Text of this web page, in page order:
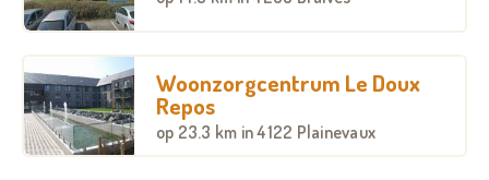
résidents, à leur famille ainsi qu’aux habitants de la
lieu diverses animations, disposant d’une chaîne hifi
et d’une télévision grand écran ; une troisième salle
à manger avec une télévision.
Woonzorgcentrum Le Doux
Repos
op 23.3 km in 4122 Plainevaux